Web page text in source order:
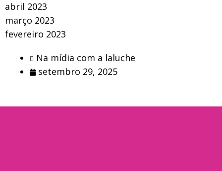
abril 2023
março 2023
fevereiro 2023
Na mídia com a laluche
setembro 29, 2025